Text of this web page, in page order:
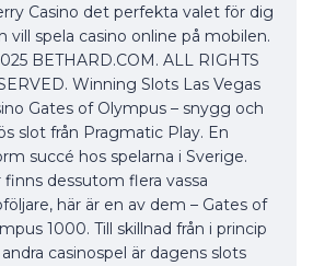
Casino det perfekta valet för dig
vill spela casino online på mobilen.
BETHARD.COM. ALL RIGHTS
Winning Slots Las Vegas
Gates of Olympus – snygg och
slot från Pragmatic Play. En
succé hos spelarna i Sverige.
finns dessutom flera vassa
här är en av dem – Gates of
1000. Till skillnad från i princip
andra casinospel är dagens slots